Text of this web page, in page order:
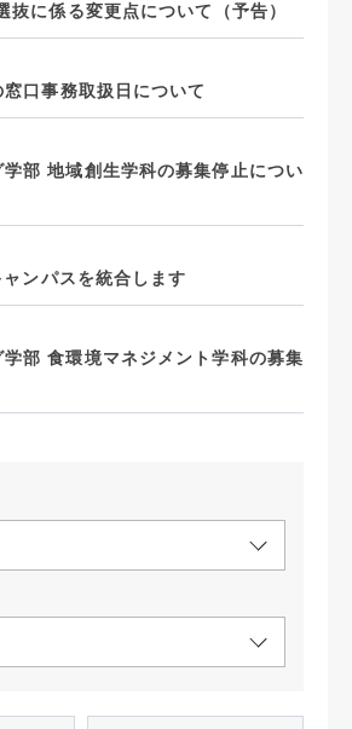
抜に係る変更点について（予告）
口事務取扱日について
部 地域創生学科の募集停止につい
ンパスを統合します
部 食環境マネジメント学科の募集